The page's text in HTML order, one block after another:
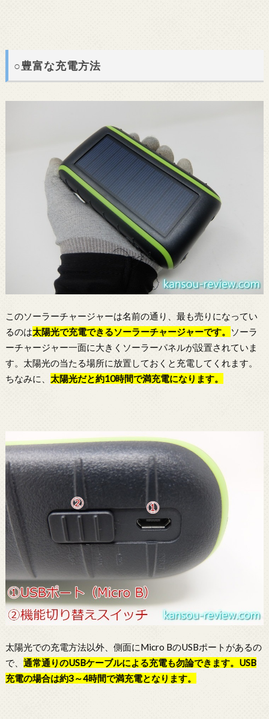
○豊富な充電方法
このソーラーチャージャーは名前の通り、最も売りになってい
るのは太陽光で充電できるソーラーチャージャーです。
ソーラ
ーチャージャー一面に大きくソーラーパネルが設置されていま
す。太陽光の当たる場所に放置しておくと充電してくれます。
ちなみに、 太陽光だと約10時間で満充電になります。
太陽光での充電方法以外、側面にMicro BのUSBポートがあるの
で、 通常通りのUSBケーブルによる充電も勿論できます。USB
充電の場合は約3～4時間で満充電となります。